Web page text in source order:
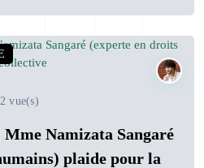
vue(s)
Namizata Sangaré
plaide pour la